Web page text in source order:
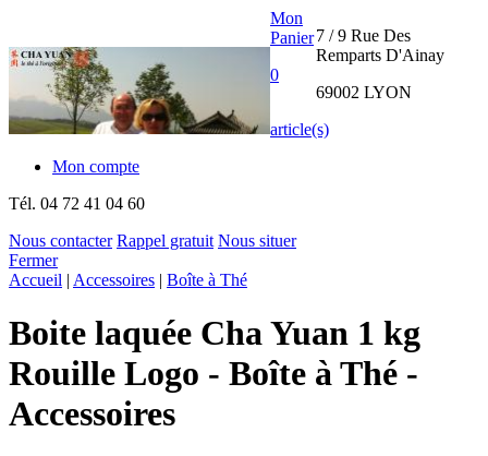
THE CHA
YUAN
INTERNATIONAL
7 / 9 Rue Des
Remparts D'Ainay
69002 LYON
Mon
Panier
0
article(s)
Mon compte
Tél. 04 72 41 04 60
Nous contacter Rappel gratuit Nous situer
Fermer
Accueil | Accessoires | Boîte à Thé
Boite laquée Cha Yuan 1 kg
Rouille Logo - Boîte à Thé -
Accessoires